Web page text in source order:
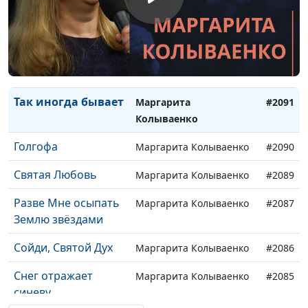
Свет и Жизнь
Лето Божие Маргарита Колываенко #2093
Я люблю Тебя, Боже Маргарита Колываенко #2092
Так иногда бывает
Маргарита
Колываенко
#2091
Голгофа Маргарита Колываенко #2090
Святая Любовь Маргарита Колываенко #2089
Разве Мне осыпать
Землю звёздами
Маргарита Колываенко #2087
Сойди, Святой Дух Маргарита Колываенко #2086
Снег отражает
синеву
Маргарита Колываенко #2085